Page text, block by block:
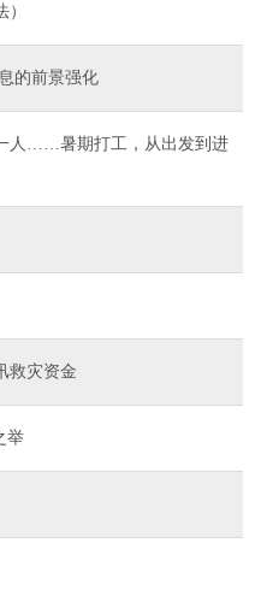
的前景强化
人……暑期打工，从出发到进
救灾资金
举